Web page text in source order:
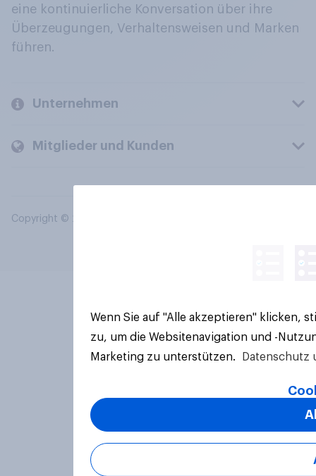
eine kontinuierliche Konversation über ihre
Überzeugungen, Verhaltensweisen und Marken
führen.
Unternehmen
Mitglieder und Kunden
Copyright © 2026 YouGov PLC. Alle Rechte vorbehalten.
Wenn Sie auf "Alle akzeptieren" klicken,
zu, um die Websitenavigation und -
Marketing zu unterstützen.
Datenschutz